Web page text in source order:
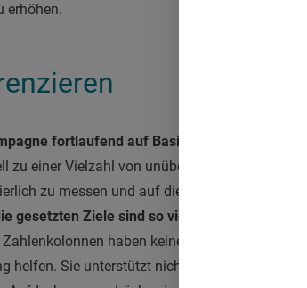
erhöhen.
fortlaufend auf Basis der Daten
einer Vielzahl von unübersichtlichen Excel-
zu messen und auf dieser Grundlage
gesetzten Ziele sind so vielfältig, dass sie
Zahlenkolonnen haben keinen Bezug
helfen. Sie unterstützt nicht nur bei der Klärung